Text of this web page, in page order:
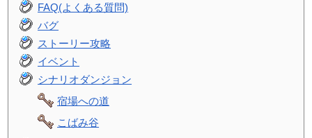
FAQ(よくある質問)
バグ
ストーリー攻略
イベント
シナリオダンジョン
宿場への道
こばみ谷